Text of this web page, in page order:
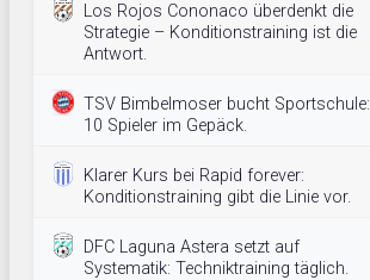
Los Rojos Cononaco überdenkt die
Strategie – Konditionstraining ist die
Antwort.
TSV Bimbelmoser bucht Sportschule:
10 Spieler im Gepäck.
Klarer Kurs bei Rapid forever:
Konditionstraining gibt die Linie vor.
DFC Laguna Astera setzt auf
Systematik: Techniktraining täglich.